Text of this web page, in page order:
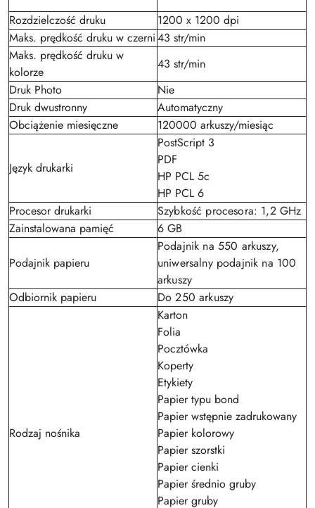
Rozdzielczość druku
1200 x 1200 dpi
Maks. prędkość druku w czerni43 str/min
Maks. prędkość druku w
kolorze
43 str/min
Druk Photo
Nie
Druk dwustronny
Automatyczny
Obciążenie miesięczne
120000 arkuszy/miesiąc
Język drukarki
PostScript 3
PDF
HP PCL 5c
HP PCL 6
Procesor drukarki
Szybkość procesora: 1,2 GHz
Zainstalowana pamięć
6 GB
Podajnik papieru
Podajnik na 550 arkuszy,
uniwersalny podajnik na 100
arkuszy
Odbiornik papieru
Do 250 arkuszy
Rodzaj nośnika
Karton
Folia
Pocztówka
Koperty
Etykiety
Papier typu bond
Papier wstępnie zadrukowany
Papier kolorowy
Papier szorstki
Papier cienki
Papier średnio gruby
Papier gruby